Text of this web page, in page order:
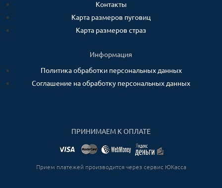
Контакты
Карта размеров пуговиц
Карта размеров страз
Информация
Политика обработки персональных данных
Соглашение на обработку персональных данных
ПРИНИМАЕМ К ОПЛАТЕ
Прием платежей производится через сервис ЮКасса